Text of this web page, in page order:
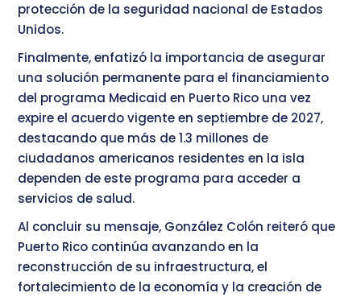
protección de la seguridad nacional de Estados
Unidos.
Finalmente, enfatizó la importancia de asegurar
una solución permanente para el financiamiento
del programa Medicaid en Puerto Rico una vez
expire el acuerdo vigente en septiembre de 2027,
destacando que más de 1.3 millones de
ciudadanos americanos residentes en la isla
dependen de este programa para acceder a
servicios de salud.
Al concluir su mensaje, González Colón reiteró que
Puerto Rico continúa avanzando en la
reconstrucción de su infraestructura, el
fortalecimiento de la economía y la creación de